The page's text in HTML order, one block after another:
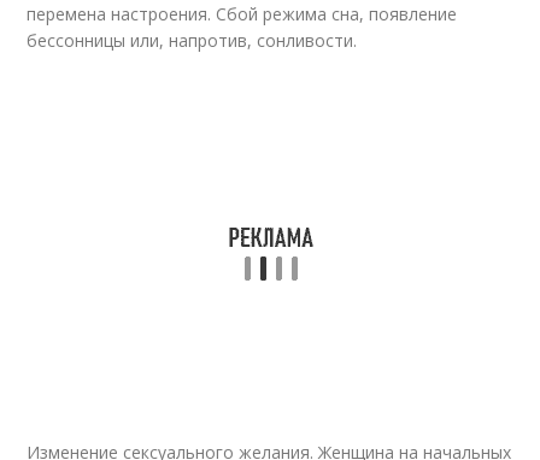
перемена настроения. Сбой режима сна, появление
бессонницы или, напротив, сонливости.
Изменение сексуального желания. Женщина на начальных